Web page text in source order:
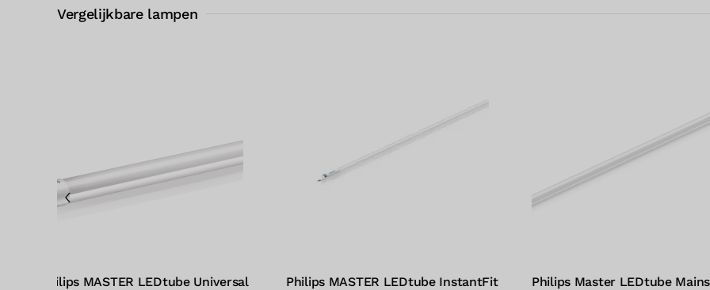
Vergelijkbare lampen
Philips MasterConnect
Philips MASTER LEDtube InstantFit
Philips Master LEDtube Mains T5